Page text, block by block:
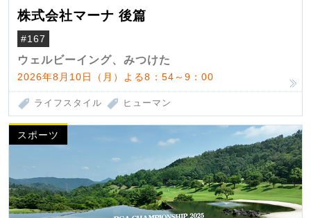
株式会社マーナ 後篇
#167
ウェルビーイング、みつけた
2026年8月10日（月）よる8：54～9：00
ライフスタイル ヒューマン
スポーツ